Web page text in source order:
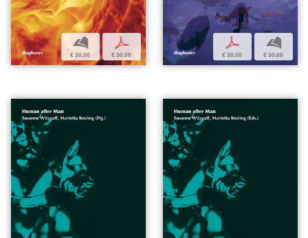
b
€ 30,00
p
€ 30,00
p
€ 30,00
b
€ 30,00